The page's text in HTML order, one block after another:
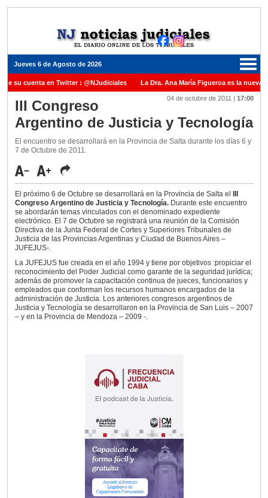
Jueves 6 de Agosto de 2026
su cuenta en Twitter : @NJudiciales La Dra. Ana María Figueroa es la nueva
Justicia de la Nación una medalla al Dr. Raul Zaffaroni en reconocimiento por su
Carles para cubrir vacante en la Corte Suprema de Justicia de la Nación
ante el Juez Daniel Rafecas
04 de octubre de 2011 | 17:00
III Congreso
Argentino de Justicia y Tecnología
El encuentro se desarrollará en la Provincia de Salta durante los días 6 y
7 de Octubre de 2011.
El próximo 6 de Octubre se desarrollará en la Provincia de Salta el
Congreso Argentino de Justicia y Tecnología. Durante este encuentro
se abordarán temas vinculados con el denominado expediente
electrónico. El 7 de Octubre se registrará una reunión de la Comisión
Directiva de la Junta Federal de Cortes y Superiores Tribunales de
Justicia de las Provincias Argentinas y Ciudad de Buenos Aires –
JUFEJUS-.
La JUFEJUS fue creada en el año 1994 y tiene por objetivos :propiciar el
reconocimiento del Poder Judicial como garante de la seguridad jurídica;
además de promover la capacitación continua de jueces, funcionarios y
empleados que conforman los recursos humanos encargados de la
administración de Justicia. Los anteriores congresos argentinos de
Justicia y Tecnología se desarrollaron en la Provincia de San Luis – 2007
– y en la Provincia de Mendoza – 2009 -.